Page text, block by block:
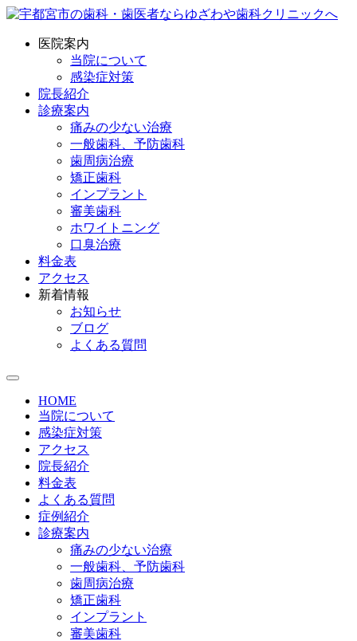
医院案内
当院について
感染症対策
院長紹介
診療案内
痛みの少ない治療
一般歯科、予防歯科
歯周病治療
矯正歯科
インプラント
審美歯科
ホワイトニング
口臭治療
料金表
アクセス
新着情報
お知らせ
ブログ
よくある質問
HOME
当院について
感染症対策
アクセス
院長紹介
料金表
よくある質問
症例紹介
診療案内
痛みの少ない治療
一般歯科、予防歯科
歯周病治療
矯正歯科
インプラント
審美歯科